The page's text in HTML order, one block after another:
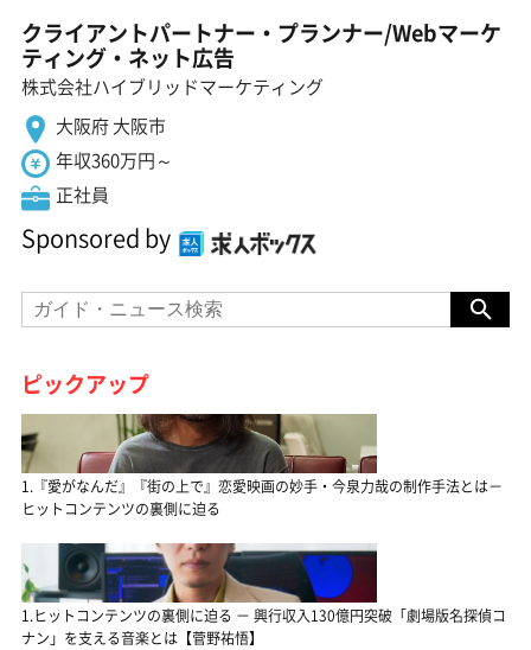
クライアントパートナー・プランナー/Webマーケ
ティング・ネット広告
株式会社ハイブリッドマーケティング
大阪府 大阪市
年収360万円～
正社員
Sponsored by
ピックアップ
1.『愛がなんだ』『街の上で』恋愛映画の妙手・今泉力哉の制作手法とは－
ヒットコンテンツの裏側に迫る
1.ヒットコンテンツの裏側に迫る － 興行収入130億円突破「劇場版名探偵コ
ナン」を支える音楽とは【菅野祐悟】